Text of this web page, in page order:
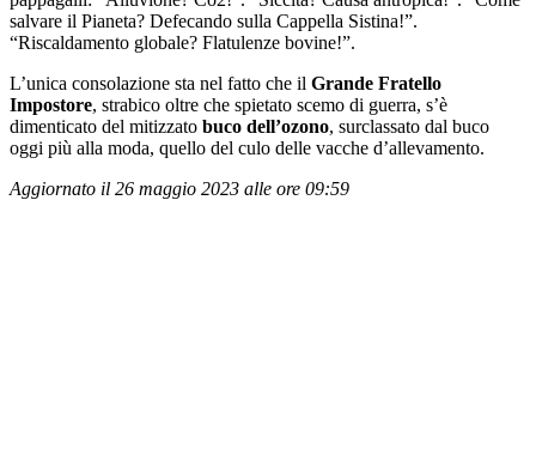
salvare il Pianeta? Defecando sulla Cappella Sistina!”.
“Riscaldamento globale? Flatulenze bovine!”.
L’unica consolazione sta nel fatto che il Grande Fratello
Impostore, strabico oltre che spietato scemo di guerra, s’è
dimenticato del mitizzato buco dell’ozono, surclassato dal buco
oggi più alla moda, quello del culo delle vacche d’allevamento.
Aggiornato il 26 maggio 2023 alle ore 09:59